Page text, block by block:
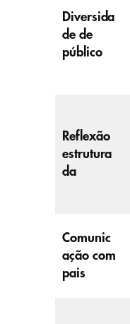
Diversida
de de
público
Reflexão
estrutura
da
Comunic
ação com
pais